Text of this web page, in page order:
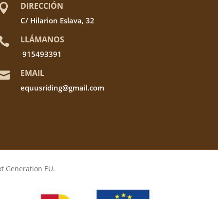
DIRECCIÓN
C/ Hilarion Eslava, 32
LLÁMANOS
915493391
EMAIL
equusriding@gmail.com
Generation EU.